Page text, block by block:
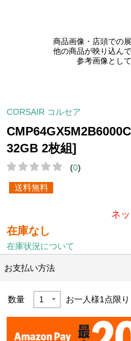
商品画像・店頭での
他の商品が映り込ん
参考画像とし
CORSAIR コルセア
32GB 2枚組]
(0)
送料無料
ネ
在庫なし
在庫状況について
お支払い方法
数量 お一人様1点限り